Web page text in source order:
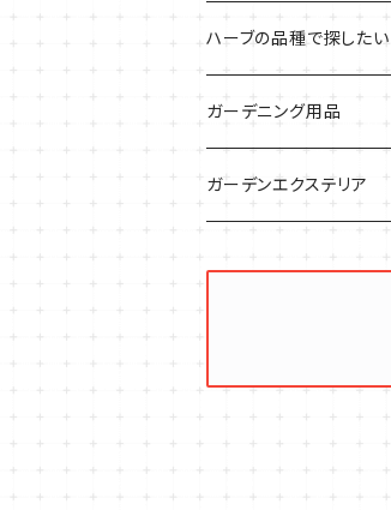
気分で香りを楽しみたい
BBQ・肉料理に
サラダに使いたい
秋植えで料理に
ハーブガーデンづくりに
夏のハーブガーデンに
インスタ映えハーブ
虫よけに使いたい
ハーブバスに
トマトのコンパニオン
ジャガイモのコンパニオン
葉物野菜のコンパニオン
ハーブの品種で探したい
ミント・ハーブ苗
バジル・ハーブ苗
ガーデニング用品
その他
ガーデンエクステリア